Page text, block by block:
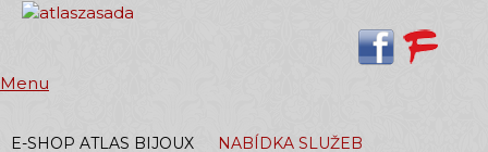
Menu
E-SHOP ATLAS BIJOUX NABÍDKA SLUŽEB